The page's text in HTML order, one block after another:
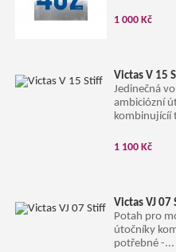
1 000 Kč
Victas V 15
Jedinečná
ambiciózní
kombinujícíí
1 100 Kč
Victas VJ 07
Potah pro
útočníky
potřebné -...